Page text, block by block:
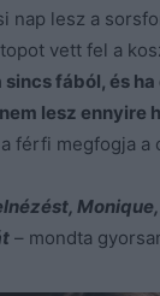
nap lesz a
vett fel a
sincs fából, és
lesz ennyire
férfi megfogja a
– mondta